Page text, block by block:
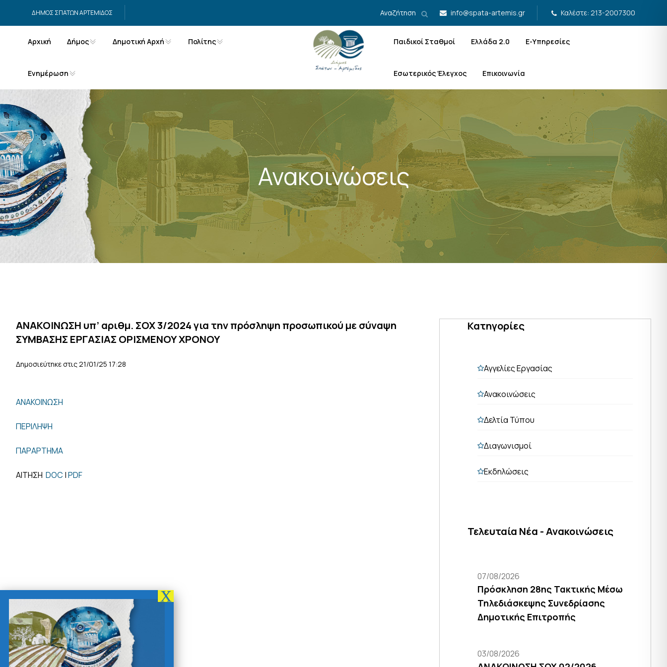
ΔΗΜΟΣ ΣΠΑΤΩΝ ΑΡΤΕΜΙΔΟΣ Αναζήτηση info@spata-artemis.gr Καλέστε: 213-2007300
Αρχική Δήμος Δημοτική Αρχή Πολίτης
Ενημέρωση
Παιδικοί Σταθμοί Ελλάδα 2.0 Ε-Υπηρεσίες
Εσωτερικός Έλεγχος Επικοινωνία
Ανακοινώσεις
ΑΝΑΚΟΙΝΩΣΗ υπ’ αριθμ. ΣΟΧ 3/2024 για την πρόσληψη προσωπικού με σύναψη
ΣΥΜΒΑΣΗΣ ΕΡΓΑΣΙΑΣ ΟΡΙΣΜΕΝΟΥ ΧΡΟΝΟΥ
Δημοσιεύτηκε στις 21/01/25 17:28
ΑΝΑΚΟΙΝΩΣΗ
ΠΕΡΙΛΗΨΗ
ΠΑΡΑΡΤΗΜΑ
ΑΙΤΗΣΗ DOC |PDF
Κατηγορίες
Αγγελίες Εργασίας
Ανακοινώσεις
Δελτία Τύπου
Διαγωνισμοί
Εκδηλώσεις
Τελευταία Νέα - Ανακοινώσεις
07/08/2026
Πρόσκληση 28ης Τακτικής Μέσω
Τηλεδιάσκεψης Συνεδρίασης
Δημοτικής Επιτροπής
03/08/2026